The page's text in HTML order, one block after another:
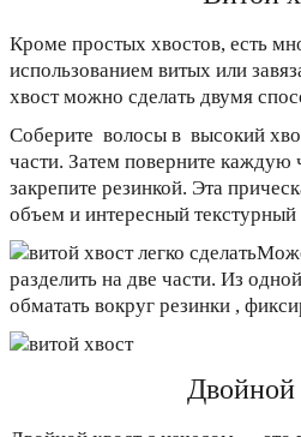
Кроме простых хвостов, есть
использованием витых или
хвост можно сделать двумя
Соберите волосы в высокий
части. Затем поверните каждую
закрепите резинкой. Эта
объем и интересный текстурный
разделить на две части. Из
обматать вокруг резинки ,
Двойной